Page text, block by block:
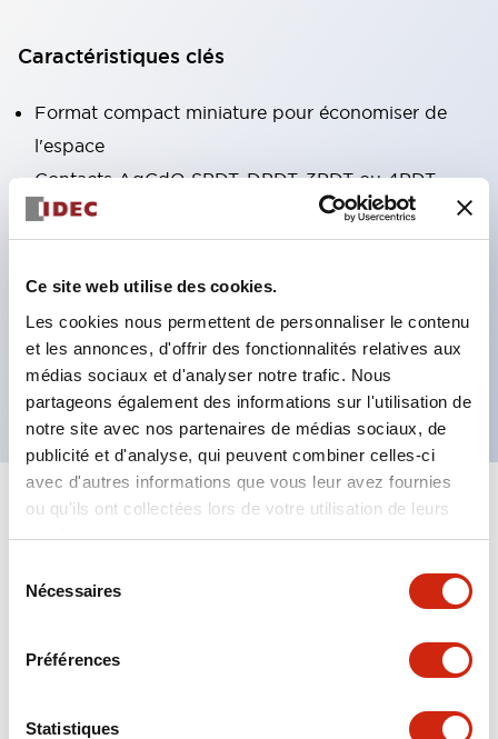
Ce site web utilise des cookies.
Les cookies nous permettent de personnaliser le contenu
et les annonces, d'offrir des fonctionnalités relatives aux
médias sociaux et d'analyser notre trafic. Nous
partageons également des informations sur l'utilisation de
notre site avec nos partenaires de médias sociaux, de
publicité et d'analyse, qui peuvent combiner celles-ci
avec d'autres informations que vous leur avez fournies
ou qu'ils ont collectées lors de votre utilisation de leurs
services.
Nécessaires
Préférences
Statistiques
Caractéristiques clés
Format compact miniature pour économiser de
l'espace
Contacts AgCdO SPDT, DPDT, 3PDT ou 4PDT
Haute capacité de commutation (10A)
Choix de bornes enfichables ou de type PCB
Options comprenant un voyant lumineux et un
bouton de vérification
Options de montage incluant montage supérieur,
socle DIN ou socle de montage sur panneau
Spécifications Tout développer